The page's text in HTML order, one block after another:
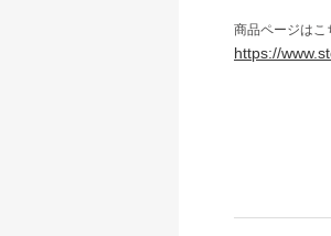
商品ページは
https://